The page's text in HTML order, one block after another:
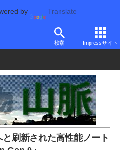
by Translate
検索 Impressサイト
/スマートフォン モバイルノート
刷新された高性能ノート